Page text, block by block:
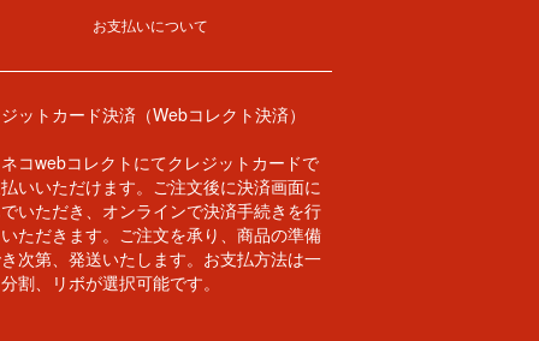
お支払いについて
ットカード決済（Webコレクト決済）
コwebコレクトにてクレジットカードで
いいただけます。ご注文後に決済画面に
いただき、オンラインで決済手続きを行
ただきます。ご注文を承り、商品の準備
次第、発送いたします。お支払方法は一
割、リボが選択可能です。